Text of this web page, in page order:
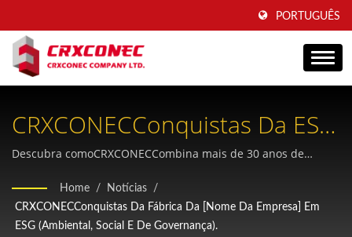
PORTUGUÊS
CRXCONECConquistas Da ESG
Factory: Liderando A Inovação
Em Cabeamento Sustentável
Descubra comoCRXCONECCombina mais de 30 anos de
avançadas, fornecendo produtos de rede de baixo carbono e
soluções de embalagens ecológicas para operadoras globais
de telecomunicações e data centers.
Home / Notícias
/
CRXCONECConquistas Da Fábrica Da [nome Da Empresa] Em
ESG (Ambiental, Social E De Governança).